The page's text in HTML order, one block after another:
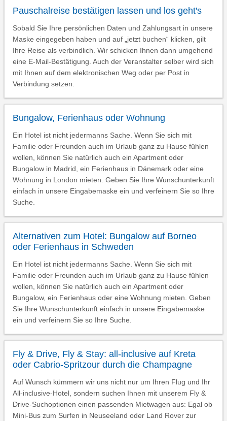
Pauschalreise bestätigen lassen und los geht's
Sobald Sie Ihre persönlichen Daten und Zahlungsart in unsere
Maske eingegeben haben und auf „jetzt buchen“ klicken, gilt
Ihre Reise als verbindlich. Wir schicken Ihnen dann umgehend
eine E-Mail-Bestätigung. Auch der Veranstalter selber wird sich
mit Ihnen auf dem elektronischen Weg oder per Post in
Verbindung setzen.
Bungalow, Ferienhaus oder Wohnung
Ein Hotel ist nicht jedermanns Sache. Wenn Sie sich mit
Familie oder Freunden auch im Urlaub ganz zu Hause fühlen
wollen, können Sie natürlich auch ein Apartment oder
Bungalow in Madrid, ein Ferienhaus in Dänemark oder eine
Wohnung in London mieten. Geben Sie Ihre Wunschunterkunft
einfach in unsere Eingabemaske ein und verfeinern Sie so Ihre
Suche.
Alternativen zum Hotel: Bungalow auf Borneo
oder Ferienhaus in Schweden
Ein Hotel ist nicht jedermanns Sache. Wenn Sie sich mit
Familie oder Freunden auch im Urlaub ganz zu Hause fühlen
wollen, können Sie natürlich auch ein Apartment oder
Bungalow, ein Ferienhaus oder eine Wohnung mieten. Geben
Sie Ihre Wunschunterkunft einfach in unsere Eingabemaske
ein und verfeinern Sie so Ihre Suche.
Fly & Drive, Fly & Stay: all-inclusive auf Kreta
oder Cabrio-Spritzour durch die Champagne
Auf Wunsch kümmern wir uns nicht nur um Ihren Flug und Ihr
All-inclusive-Hotel, sondern suchen Ihnen mit unserem Fly &
Drive-Suchoptionen einen passenden Mietwagen aus: Egal ob
Mini-Bus zum Surfen in Neuseeland oder Land Rover zur